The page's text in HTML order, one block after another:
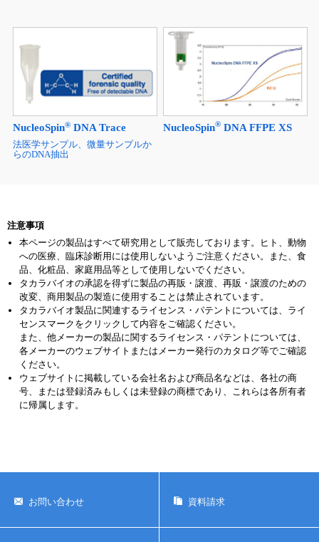
NucleoSpin®DNA Trace
法医学サンプル、微量サンプルか
らのDNA抽出
NucleoSpin® DNA FFPE XS
注意事項
本ページの製品はすべて研究用として販売しております。ヒト、動物
への医療、臨床診断用には使用しないようご注意ください。また、食
品、化粧品、家庭用品等として使用しないでください。
タカラバイオの承認を得ずに製品の再販・譲渡、再販・譲渡のための
改変、商用製品の製造に使用することは禁止されています。
タカラバイオ製品に関連するライセンス・パテントについては、ライ
センスマークをクリックして内容をご確認ください。
また、他メーカーの製品に関するライセンス・パテントについては、
各メーカーのウェブサイトまたはメーカー発行のカタログ等でご確認
ください。
ウェブサイトに掲載している会社名および商品名などは、各社の商
号、または登録済みもしくは未登録の商標であり、これらは各所有者
に帰属します。
お問い合わせ 資料請求